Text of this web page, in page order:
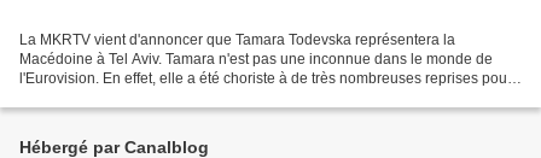
La MKRTV vient d'annoncer que Tamara Todevska représentera la
Macédoine à Tel Aviv. Tamara n'est pas une inconnue dans le monde de
l'Eurovision. En effet, elle a été choriste à de très nombreuses reprises pour
Hébergé par Canalblog